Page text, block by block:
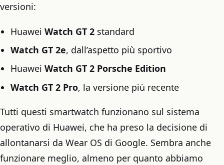
versioni:
Huawei Watch GT 2standard
Watch GT 2e, dall’aspetto più sportivo
Huawei Watch GT 2 Porsche Edition
Watch GT 2 Pro, la versione più recente
Tutti questi smartwatch funzionano sul sistema
operativo di Huawei, che ha preso la decisione di
allontanarsi da Wear OS di Google. Sembra anche
funzionare meglio, almeno per quanto abbiamo